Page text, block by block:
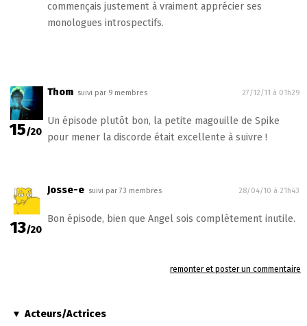
commençais justement à vraiment apprécier ses
monologues introspectifs.
15/20
Thom suivi par 9 membres 27/12/11 à 01h29
Un épisode plutôt bon, la petite magouille de Spike
pour mener la discorde était excellente à suivre !
13/20
Josse-e suivi par 73 membres 28/04/10 à 21h43
Bon épisode, bien que Angel sois complètement inutile.
remonter et poster un commentaire
Acteurs/Actrices